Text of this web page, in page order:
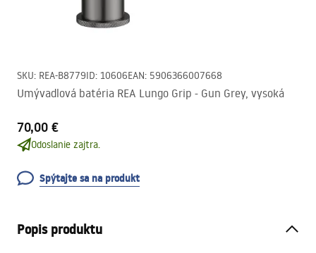
SKU: REA-B8779ID: 10606EAN: 5906366007668
Umývadlová batéria REA Lungo Grip - Gun Grey, vysoká
70,00 €
Odoslanie zajtra.
Spýtajte sa na produkt
Popis produktu